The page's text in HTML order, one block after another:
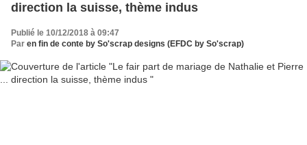
direction la suisse, thème indus
Publié le 10/12/2018 à 09:47
Par en fin de conte by So'scrap designs (EFDC by So'scrap)